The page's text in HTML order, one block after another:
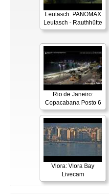
Leutasch: PANOMAX
Leutasch - Rauthhütte
Rio de Janeiro:
Copacabana Posto 6
Vlora: Vlora Bay
Livecam